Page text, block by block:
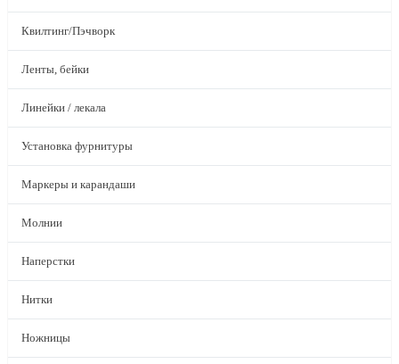
Квилтинг/Пэчворк
Ленты, бейки
Линейки / лекала
Установка фурнитуры
Маркеры и карандаши
Молнии
Наперстки
Нитки
Ножницы